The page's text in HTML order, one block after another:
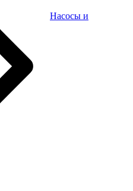
Насосы и